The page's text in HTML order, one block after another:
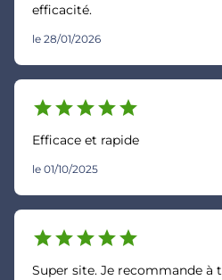
efficacité.
le 28/01/2026
starstarstarstarstar
Efficace et rapide
le 01/10/2025
starstarstarstarstar
Super site. Je recommande à